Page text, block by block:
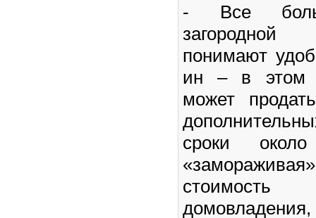
- Все
понимают
ин – в этом
может
сроки
стоимость